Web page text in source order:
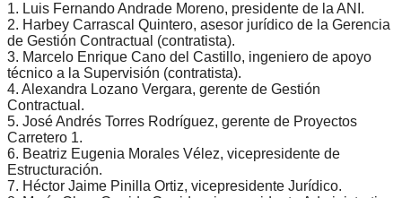
1. Luis Fernando Andrade Moreno, presidente de la ANI.
2. Harbey Carrascal Quintero, asesor jurídico de la Gerencia
de Gestión Contractual (contratista).
3. Marcelo Enrique Cano del Castillo, ingeniero de apoyo
técnico a la Supervisión (contratista).
4. Alexandra Lozano Vergara, gerente de Gestión
Contractual.
5. José Andrés Torres Rodríguez, gerente de Proyectos
Carretero 1.
6. Beatriz Eugenia Morales Vélez, vicepresidente de
Estructuración.
7. Héctor Jaime Pinilla Ortiz, vicepresidente Jurídico.